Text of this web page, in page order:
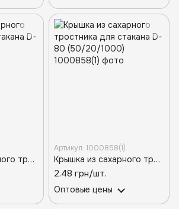
Крышка из сахарного тростника для стакана D-90 (50/20/1000)
Артикул: 1000858(1)
Крышка из сахарного тростника для стакана D-80 (50/20/1000)
2.48 грн/шт.
Оптовые цены